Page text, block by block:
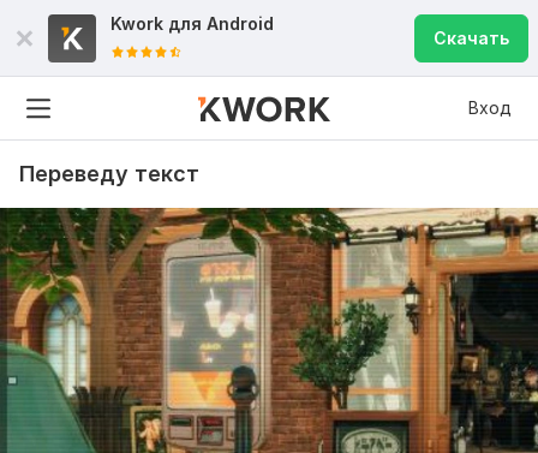
Kwork для Android
Скачать
Вход
Переведу текст